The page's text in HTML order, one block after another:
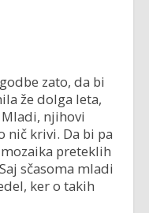
zato, da bi
že dolga leta,
njihovi
nič krivi. Da bi pa
preteklih
sčasoma mladi
ker o takih